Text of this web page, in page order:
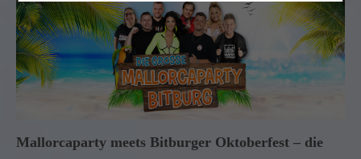
Mallorcaparty meets Bitburger Oktoberfest – die